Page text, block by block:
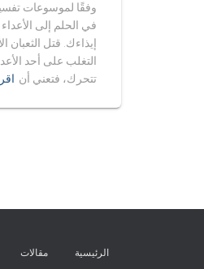
وفقًا لموسوعات
في الحلم إلى
إيذاءك. قتل
التغلب على أحد
تتحرك، فتعني أن
الرئيسية مقالات